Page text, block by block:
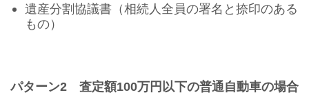
遺産分割協議書（相続人全員の署名と捺印のある
もの）
パターン2 査定額100万円以下の普通自動車の場合